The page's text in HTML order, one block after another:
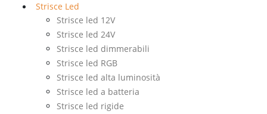
Strisce Led
Strisce led 12V
Strisce led 24V
Strisce led dimmerabili
Strisce led RGB
Strisce led alta luminosità
Strisce led a batteria
Strisce led rigide